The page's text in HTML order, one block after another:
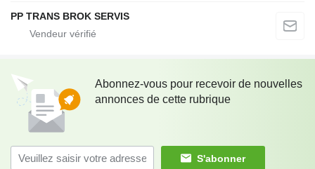
PP TRANS BROK SERVIS
Abonnez-vous pour recevoir de nouvelles
annonces de cette rubrique
S'abonner